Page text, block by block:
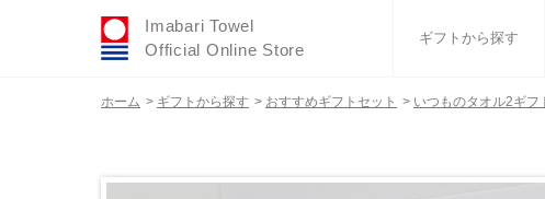
Imabari Towel
Official Online Store
ギフトから探す
ウェディング
タオルハンカチ
ホーム > ギフトから探す > おすすめギフトセット > いつものタオル2ギ